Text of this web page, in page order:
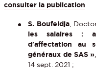
consulter la publication
S. Boufeldja ,
les salaires :
d'affectation au
généraux de SAS »
14 sept. 2021 ;